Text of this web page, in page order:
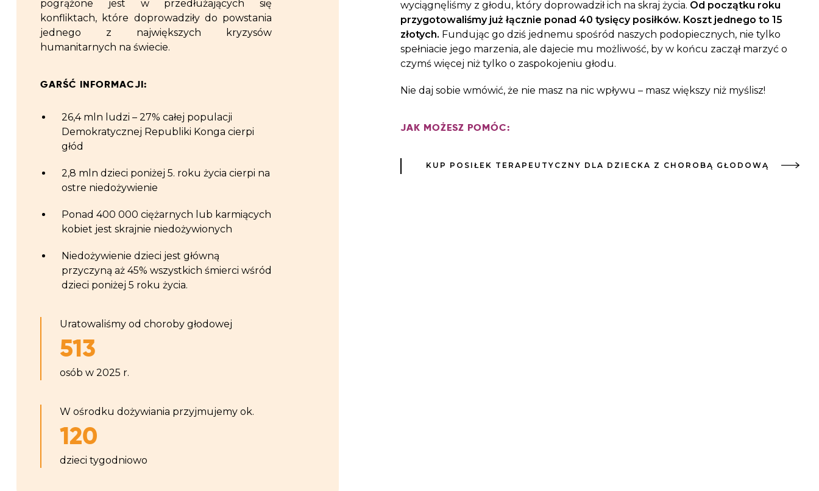
pogrążone jest w przedłużających się
konfliktach, które doprowadziły do powstania
jednego z największych kryzysów
humanitarnych na świecie.
GARŚĆ INFORMACJI:
26,4 mln ludzi – 27% całej populacji
Demokratycznej Republiki Konga cierpi
głód
2,8 mln dzieci poniżej 5. roku życia cierpi na
ostre niedożywienie
Ponad 400 000 ciężarnych lub karmiących
kobiet jest skrajnie niedożywionych
Niedożywienie dzieci jest główną
przyczyną aż 45% wszystkich śmierci wśród
dzieci poniżej 5 roku życia.
Uratowaliśmy od choroby głodowej
513
osób w 2025 r.
W ośrodku dożywiania przyjmujemy ok.
120
dzieci tygodniowo
wyciągnęliśmy z głodu, który doprowadził ich na skraj życia. Od początku roku
przygotowaliśmy już łącznie ponad 40 tysięcy posiłków. Koszt jednego to 15
złotych. Fundując go dziś jednemu spośród naszych podopiecznych, nie tylko
spełniacie jego marzenia, ale dajecie mu możliwość, by w końcu zaczął marzyć o
czymś więcej niż tylko o zaspokojeniu głodu.
Nie daj sobie wmówić, że nie masz na nic wpływu – masz większy niż myślisz!
JAK MOŻESZ POMÓC:
KUP POSIŁEK TERAPEUTYCZNY DLA DZIECKA Z CHOROBĄ GŁODOWĄ